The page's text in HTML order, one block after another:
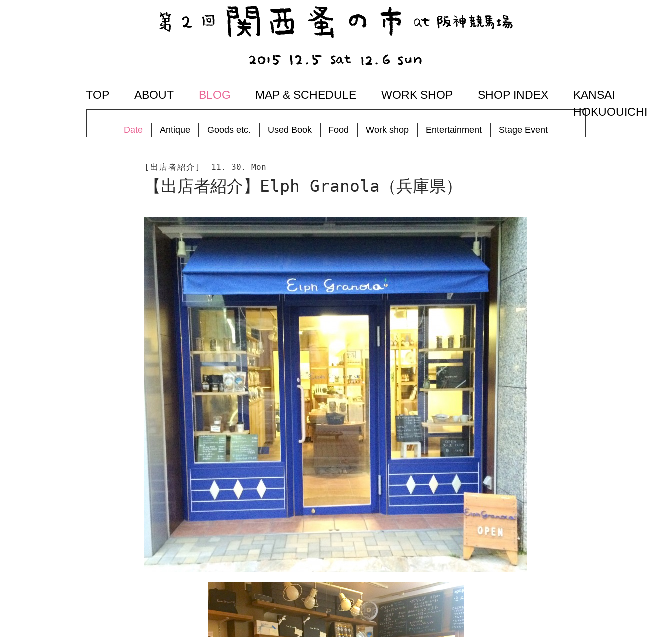
TOP ABOUT BLOG MAP & SCHEDULE WORK SHOP SHOP INDEX
KANSAI
HOKUOUICHI
Date Antique Goods etc. Used Book Food Work shop Entertainment Stage Event
[出店者紹介] 11. 30. Mon
【出店者紹介】Elph Granola（兵庫県）